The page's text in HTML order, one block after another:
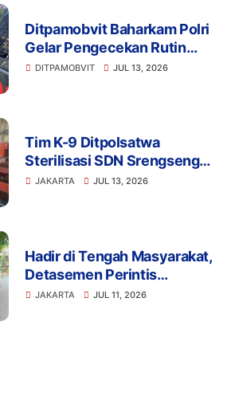
Ditpamobvit Baharkam Polri
Gelar Pengecekan Rutin
Kendaraan Dinas dan
DITPAMOBVIT JUL 13, 2026
Tim K-9 Ditpolsatwa
Sterilisasi SDN Srengseng
Sawah 15 Jaksel Usai
JAKARTA JUL 13, 2026
Hadir di Tengah Masyarakat,
Detasemen Perintis
Korsabhara Polri Gelar
JAKARTA JUL 11, 2026